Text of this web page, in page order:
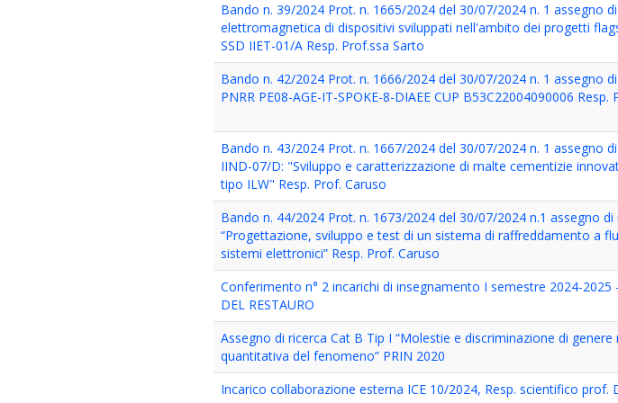
Bando n. 39/2024 Prot. n. 1665/2024 del 30/07/2024 n. 1 assegno
elettromagnetica di dispositivi sviluppati nell'ambito dei progetti
SSD IIET-01/A Resp. Prof.ssa Sarto
Bando n. 42/2024 Prot. n. 1666/2024 del 30/07/2024 n. 1 assegno
PNRR PE08-AGE-IT-SPOKE-8-DIAEE CUP B53C22004090006
Bando n. 43/2024 Prot. n. 1667/2024 del 30/07/2024 n. 1 assegno
IIND-07/D: "Sviluppo e caratterizzazione di malte cementizie
tipo ILW" Resp. Prof. Caruso
Bando n. 44/2024 Prot. n. 1673/2024 del 30/07/2024 n.1 assegno
“Progettazione, sviluppo e test di un sistema di raffreddamento a
sistemi elettronici” Resp. Prof. Caruso
Conferimento n° 2 incarichi di insegnamento I semestre 2024-2025 -
DEL RESTAURO
Assegno di ricerca Cat B Tip I “Molestie e discriminazione di
quantitativa del fenomeno” PRIN 2020
Incarico collaborazione esterna ICE 10/2024, Resp. scientifico prof.